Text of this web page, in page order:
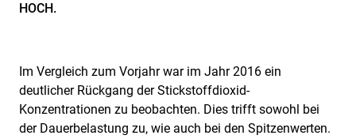
HOCH.
Im Vergleich zum Vorjahr war im Jahr 2016 ein
deutlicher Rückgang der Stickstoffdioxid-
Konzentrationen zu beobachten. Dies trifft sowohl bei
der Dauerbelastung zu, wie auch bei den Spitzenwerten.